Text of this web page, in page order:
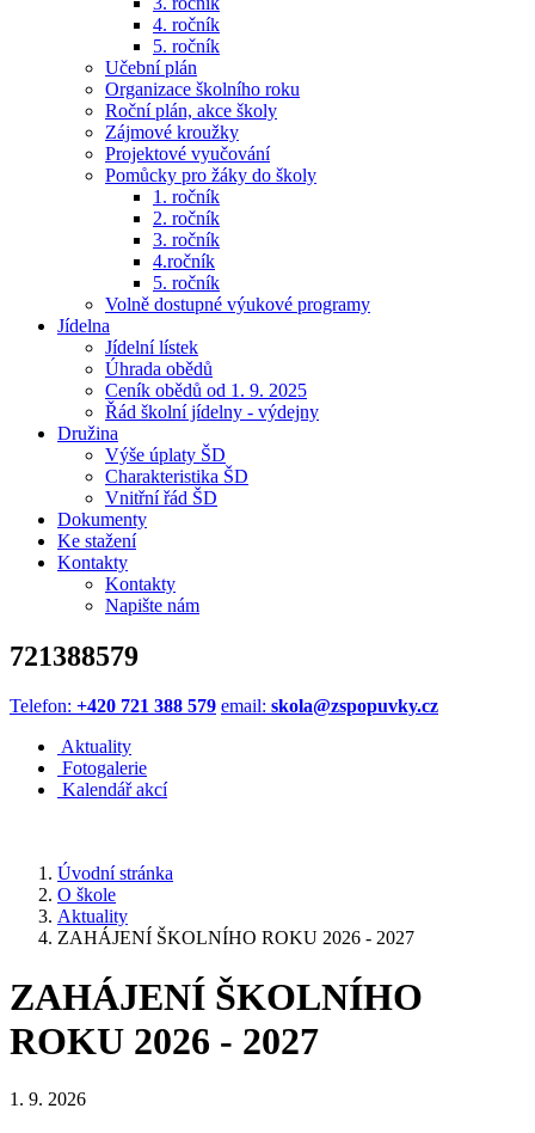
4. ročník
5. ročník
Učební plán
Organizace školního roku
Roční plán, akce školy
Zájmové kroužky
Projektové vyučování
Pomůcky pro žáky do školy
1. ročník
2. ročník
3. ročník
4.ročník
5. ročník
Volně dostupné výukové programy
Jídelna
Jídelní lístek
Úhrada obědů
Ceník obědů od 1. 9. 2025
Řád školní jídelny - výdejny
Družina
Výše úplaty ŠD
Charakteristika ŠD
Vnitřní řád ŠD
Dokumenty
Ke stažení
Kontakty
Kontakty
Napište nám
721388579
Telefon: +420 721 388 579 email: skola@zspopuvky.cz
Aktuality
Fotogalerie
Kalendář akcí
Úvodní stránka
O škole
Aktuality
ZAHÁJENÍ ŠKOLNÍHO ROKU 2026 - 2027
ZAHÁJENÍ ŠKOLNÍHO
ROKU 2026 - 2027
1. 9. 2026